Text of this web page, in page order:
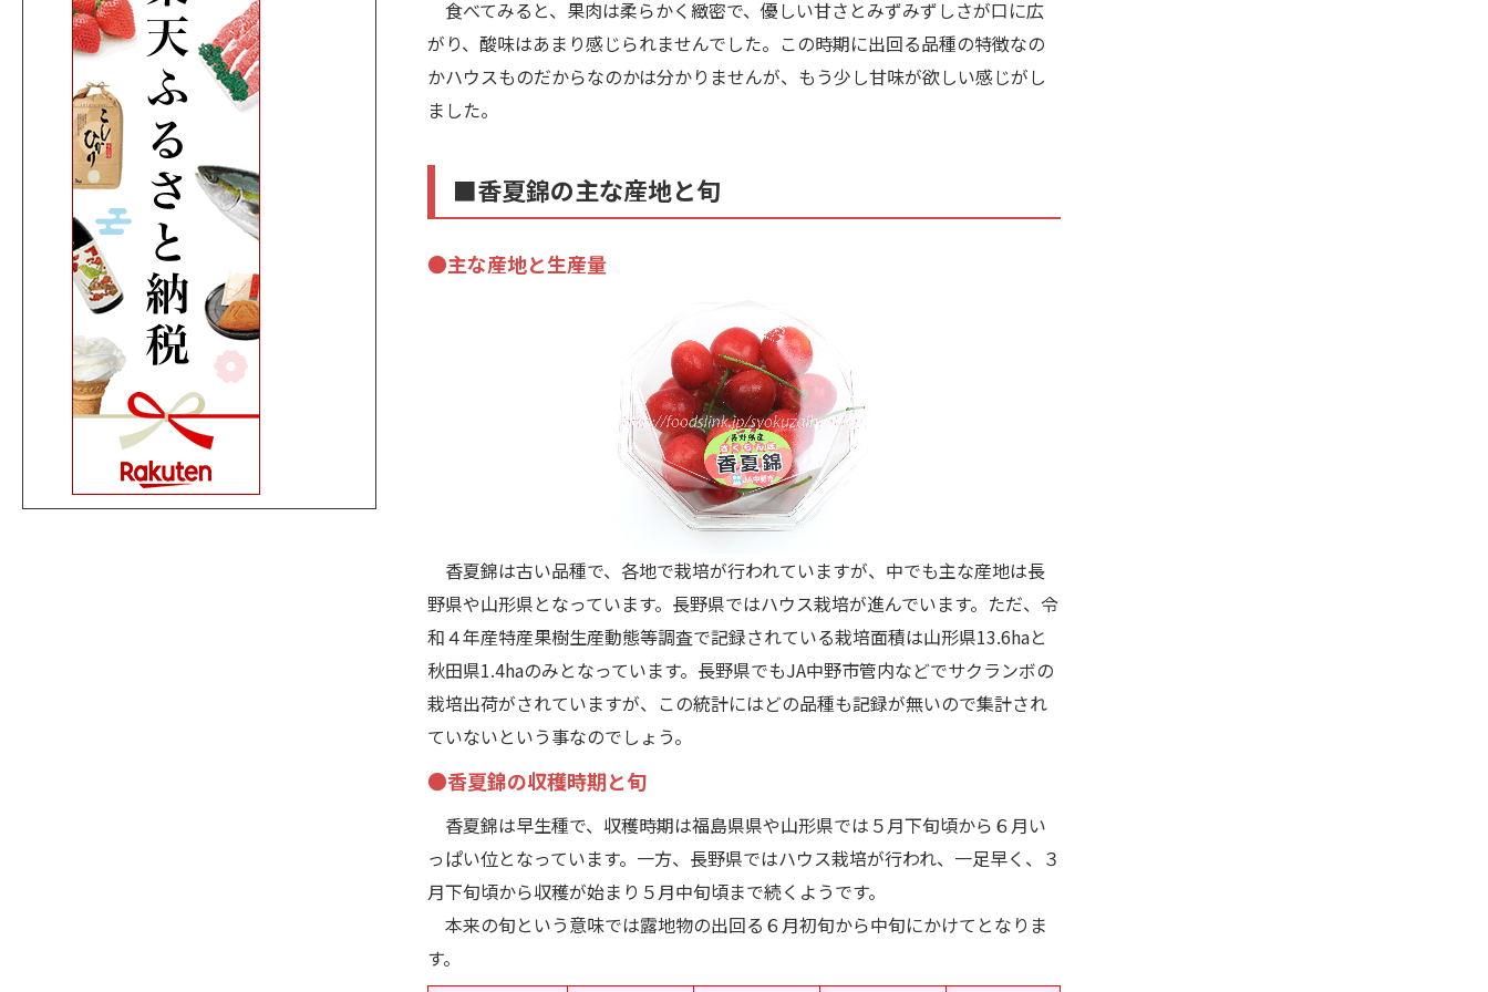
食べてみると、果肉は柔らかく緻密で、優しい甘さとみずみずしさが口に広
がり、酸味はあまり感じられませんでした。この時期に出回る品種の特徴なの
かハウスものだからなのかは分かりませんが、もう少し甘味が欲しい感じがし
ました。
■香夏錦の主な産地と旬
●主な産地と生産量
香夏錦は古い品種で、各地で栽培が行われていますが、中でも主な産地は長
野県や山形県となっています。長野県ではハウス栽培が進んでいます。ただ、令
和４年産特産果樹生産動態等調査で記録されている栽培面積は山形県13.6haと
秋田県1.4haのみとなっています。長野県でもJA中野市管内などでサクランボの
栽培出荷がされていますが、この統計にはどの品種も記録が無いので集計され
ていないという事なのでしょう。
●香夏錦の収穫時期と旬
香夏錦は早生種で、収穫時期は福島県県や山形県では５月下旬頃から６月い
っぱい位となっています。一方、長野県ではハウス栽培が行われ、一足早く、３
月下旬頃から収穫が始まり５月中旬頃まで続くようです。
本来の旬という意味では露地物の出回る６月初旬から中旬にかけてとなりま
す。